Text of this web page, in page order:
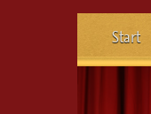
Start